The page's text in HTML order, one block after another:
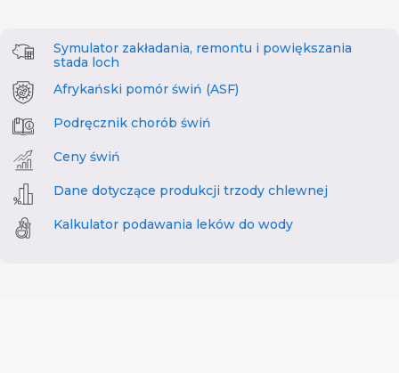
Symulator zakładania, remontu i powiększania
stada loch
Afrykański pomór świń (ASF)
Podręcznik chorób świń
Ceny świń
Dane dotyczące produkcji trzody chlewnej
Kalkulator podawania leków do wody